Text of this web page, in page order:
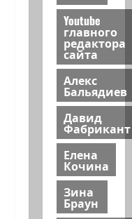
Youtube
главного
редактора
сайта
Алекс
Бальядиев
Давид
Фабрикант
Елена
Кочина
Зина
Браун